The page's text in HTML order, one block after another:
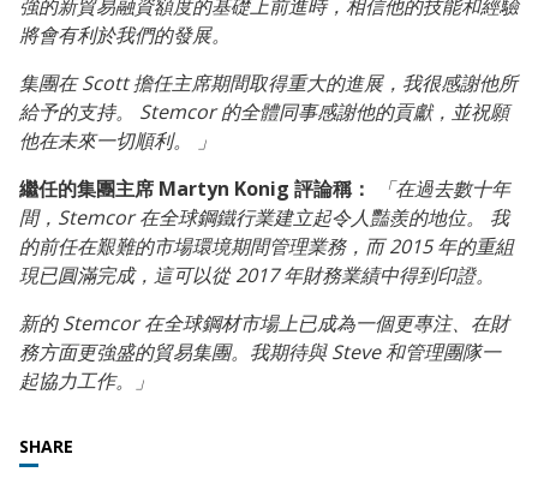
強的新貿易融資額度的基礎上前進時，相信他的技能和經驗
將會有利於我們的發展。
集團在 Scott 擔任主席期間取得重大的進展，我很感謝他所
給予的支持。 Stemcor 的全體同事感謝他的貢獻，並祝願
他在未來一切順利。 」
繼任的集團主席 Martyn Konig 評論稱：
「在過去數十年
間，Stemcor 在全球鋼鐵行業建立起令人豔羨的地位。 我
的前任在艱難的市場環境期間管理業務，而 2015 年的重組
現已圓滿完成，這可以從 2017 年財務業績中得到印證。
新的 Stemcor 在全球鋼材市場上已成為一個更專注、在財
務方面更強盛的貿易集團。我期待與 Steve 和管理團隊一
起協力工作。」
SHARE